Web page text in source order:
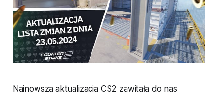
Najnowsza aktualizacja CS2 zawitała do nas